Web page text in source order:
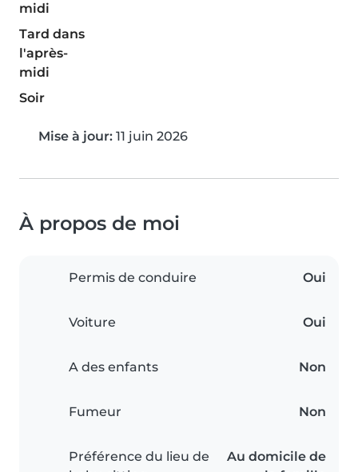
midi
Tard dans
l'après-
midi
Soir
Mise à jour: 11 juin 2026
À propos de moi
Permis de conduire Oui
Voiture Oui
A des enfants Non
Fumeur Non
Préférence du lieu de
Au domicile de